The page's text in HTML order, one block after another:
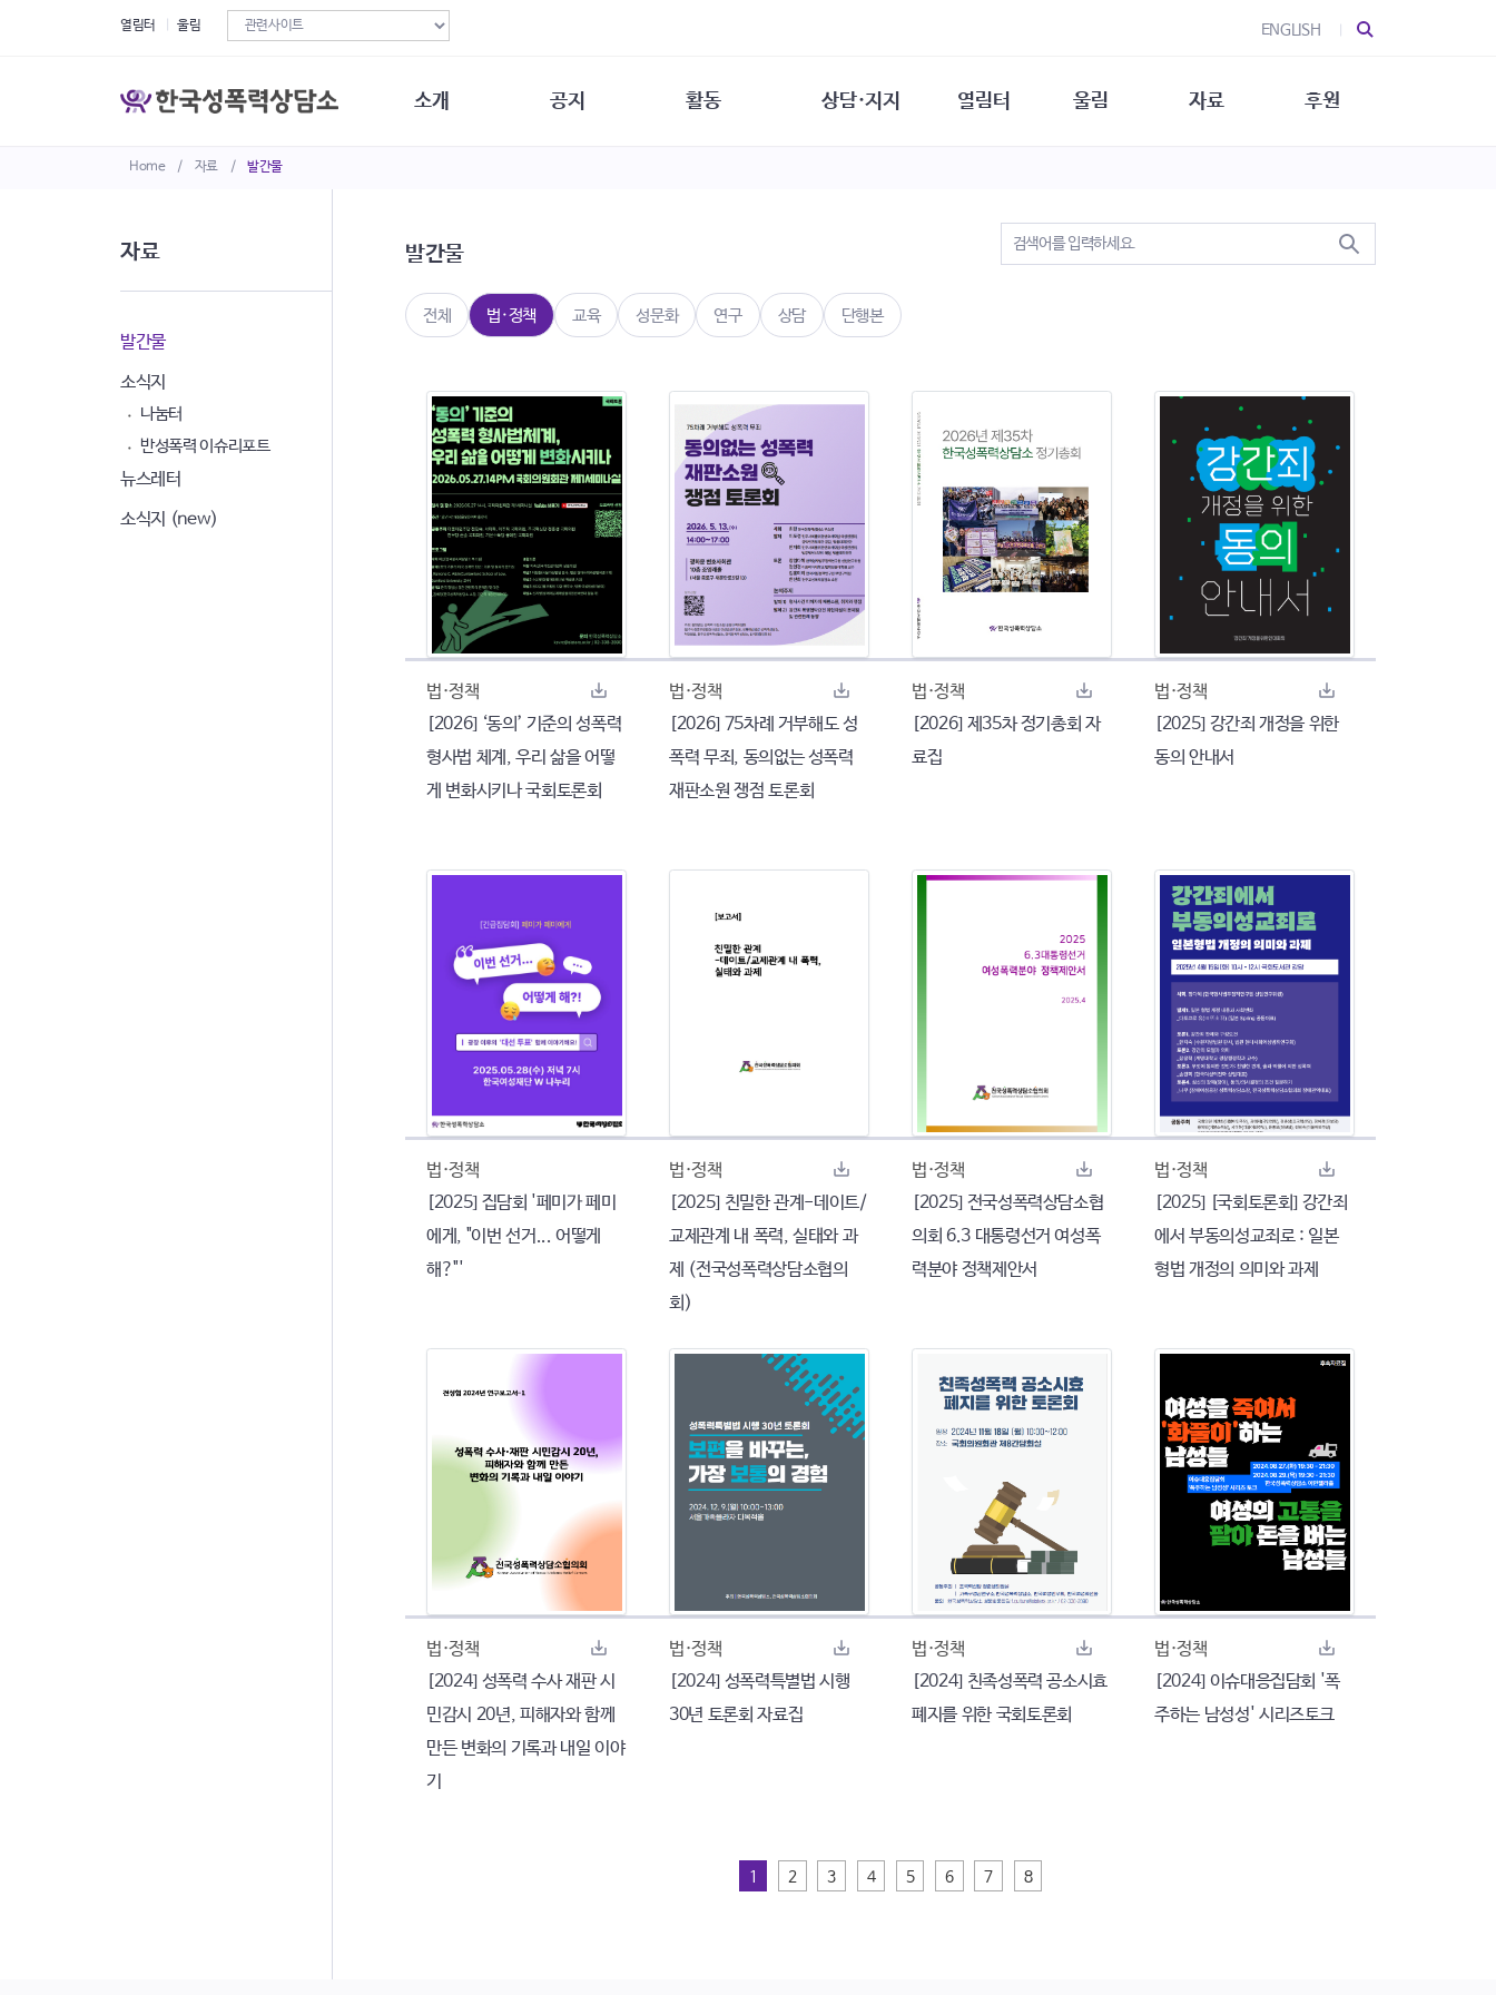
Home / 자료 / 발간물
열림터 울림 ENGLISH
소개
오시는길
정관·규정·약속
비전선언문
공지 활동
생존자 역량강화
여성·인권·국제연대
상담·지지
함께 고민하기
상담 통계
열림터 울림 자료
뉴스레터
후원
자료
발간물
소식지
나눔터
반성폭력 이슈리포트
뉴스레터
소식지 (new)
발간물
전체 법·정책 교육 성문화 연구 상담 단행본
법·정책
[2026] ‘동의’ 기준의 성폭력
형사법 체계, 우리 삶을 어떻
게 변화시키나 국회토론회
법·정책
[2026] 75차례 거부해도 성
폭력 무죄, 동의없는 성폭력
재판소원 쟁점 토론회
법·정책
[2026] 제35차 정기총회 자
료집
법·정책
[2025] 강간죄 개정을 위한
동의 안내서
법·정책
[2025] 집담회 '페미가 페미
에게, "이번 선거... 어떻게
해?"'
법·정책
[2025] 친밀한 관계-데이트/
교제관계 내 폭력, 실태와 과
제 (전국성폭력상담소협의
회)
법·정책
[2025] 전국성폭력상담소협
의회 6.3 대통령선거 여성폭
력분야 정책제안서
법·정책
[2025] [국회토론회] 강간죄
에서 부동의성교죄로 : 일본
형법 개정의 의미와 과제
법·정책
[2024] 성폭력 수사 재판 시
민감시 20년, 피해자와 함께
만든 변화의 기록과 내일 이야
기
법·정책
[2024] 성폭력특별법 시행
30년 토론회 자료집
법·정책
[2024] 친족성폭력 공소시효
폐지를 위한 국회토론회
법·정책
[2024] 이슈대응집담회 '폭
주하는 남성성' 시리즈토크
1 2 3 4 5 6 7 8